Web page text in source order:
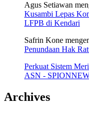
Agus Setiawan
Kusambi Lepas
LFPB di Kendari
Safrin Kone
Penundaan Hak
Perkuat Sistem
ASN -
Archives